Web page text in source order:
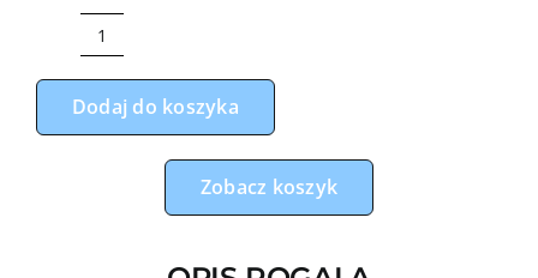
ilość
Rogal,
poduszka
zwierzaki
Dodaj do koszyka
Zobacz koszyk